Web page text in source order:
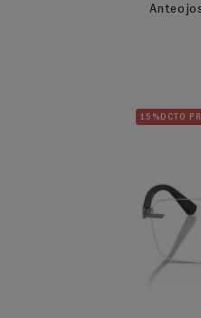
15%DCTO